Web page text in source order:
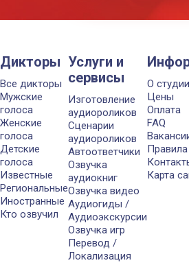
Дикторы
Все дикторы
Мужские
голоса
Женские
голоса
Детские
голоса
Известные
Региональные
Иностранные
Кто озвучил
Услуги и
сервисы
Изготовление
аудиороликов
Сценарии
аудиороликов
Автоответчики
Озвучка
аудиокниг
Озвучка видео
Аудиогиды /
Аудиоэкскурсии
Озвучка игр
Перевод /
Локализация
О студии
Цены
Оплата
FAQ
Карта